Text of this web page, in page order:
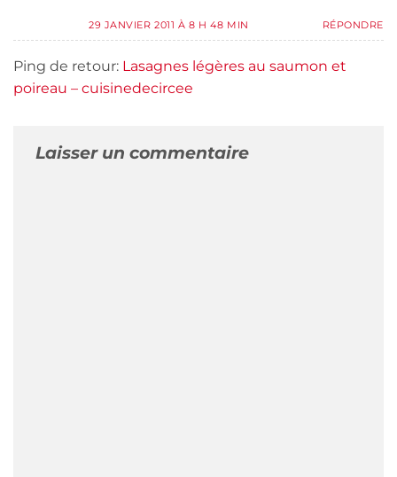
29 JANVIER 2011 À 8 H 48 MIN RÉPONDRE
Ping de retour: Lasagnes légères au saumon et
poireau – cuisinedecircee
Laisser un commentaire